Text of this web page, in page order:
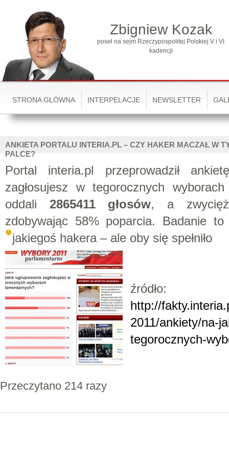
Zbigniew Kozak
poseł na sejm Rzeczypospolitej Polskiej V i VI
kadencji
STRONA GŁÓWNA INTERPELACJE NEWSLETTER
ANKIETA PORTALU INTERIA.PL – CZY HAKER MACZAŁ W
PALCE?
Portal interia.pl przeprowadził
zagłosujesz w tegorocznych
oddali 2865411 głosów, a
zdobywając 58% poparcia. Badanie
jakiegoś hakera – ale oby się spełniło
źródło:
http://
2011/ankiety/na-
tegorocznych-
Przeczytano 214 razy